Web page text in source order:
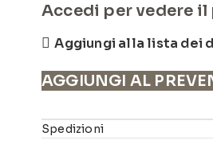
Accedi per vedere il
Aggiungi alla lista dei
AGGIUNGI AL
Spedizioni